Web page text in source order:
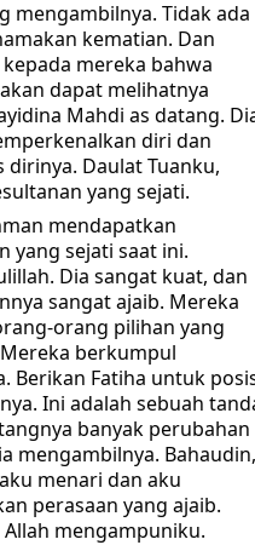
mengambilnya. Tidak ada
kematian. Dan
mereka bahwa
dapat melihatnya
Mahdi as datang.
diri dan
dirinya. Daulat Tuanku,
yang sejati.
mendapatkan
yang sejati saat ini.
Dia sangat kuat, dan
sangat ajaib. Mereka
orang pilihan yang
berkumpul
Berikan Fatiha untuk
Ini adalah sebuah
banyak perubahan
mengambilnya. Bahaudin,
menari dan aku
perasaan yang ajaib.
Allah mengampuniku.